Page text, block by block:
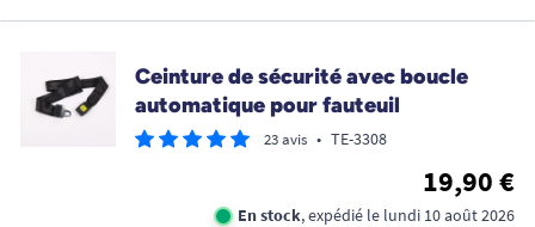
Ceinture de sécurité avec boucle
automatique pour fauteuil
23 avis • TE-3308
19,90 €
En stock, expédié le lundi 10 août 2026